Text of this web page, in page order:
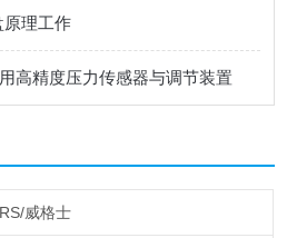
原理工作
高精度压力传感器与调节装置
威格士